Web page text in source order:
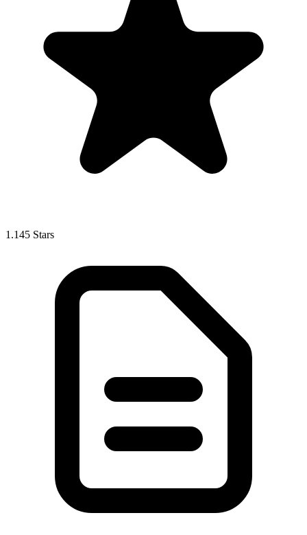
1.145 Stars